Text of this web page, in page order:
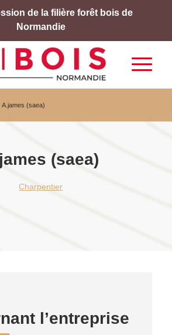
de la filière forêt bois de
Normandie
A.james (saea)
(saea)
Charpentier
l’entreprise